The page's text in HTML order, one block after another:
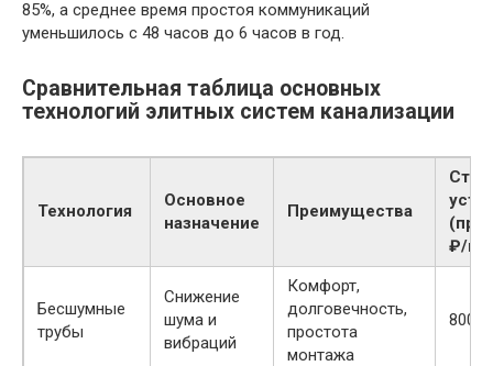
85%, а среднее время простоя коммуникаций
уменьшилось с 48 часов до 6 часов в год.
Сравнительная таблица основных
технологий элитных систем канализации
Технология
Основное
назначение
Преимущества
₽/м)
Бесшумные
трубы
Снижение
шума и
вибраций
Комфорт,
долговечность,
простота
монтажа
800-